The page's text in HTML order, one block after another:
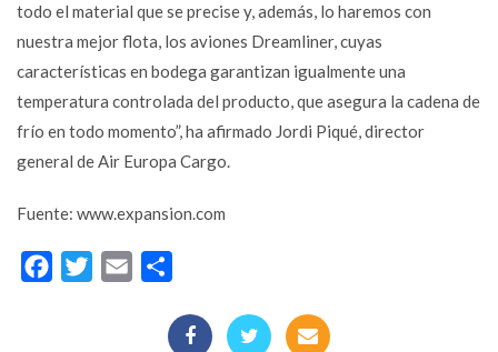
todo el material que se precise y, además, lo haremos con
nuestra mejor flota, los aviones Dreamliner, cuyas
características en bodega garantizan igualmente una
temperatura controlada del producto, que asegura la cadena de
frío en todo momento”, ha afirmado Jordi Piqué, director
general de Air Europa Cargo.
Fuente: www.expansion.com
FacebookTwitterEmail